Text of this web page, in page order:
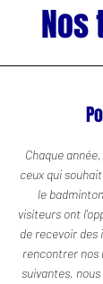
Chaque
ceux qui
le
visiteurs ont
de recevoir
rencontrer nos
suivantes,